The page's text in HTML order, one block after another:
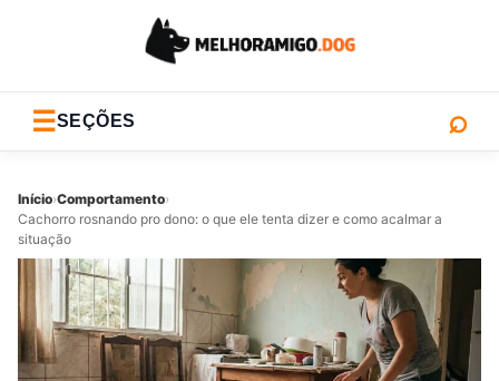
☰SEÇÕES ⌕
Início›Comportamento›
Cachorro rosnando pro dono: o que ele tenta dizer e como acalmar a
situação